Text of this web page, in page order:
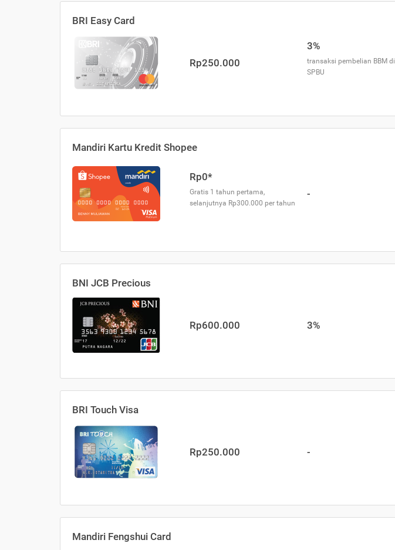
BRI Easy Card
Rp250.000
3%
transaksi pembelian BBM di
SPBU
Mandiri Kartu Kredit Shopee
Rp0*
Gratis 1 tahun pertama,
selanjutnya Rp300.000 per tahun
-
BNI JCB Precious
Rp600.000 3%
BRI Touch Visa
Rp250.000 -
Mandiri Fengshui Card